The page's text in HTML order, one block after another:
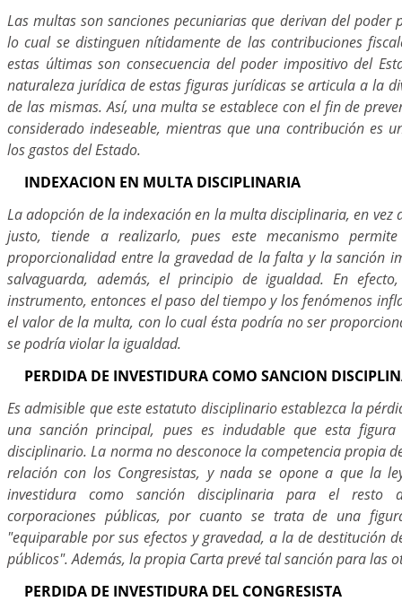
Las multas son sanciones pecuniarias que derivan del poder
lo cual se distinguen nítidamente de las contribuciones
estas últimas son consecuencia del poder impositivo del
naturaleza jurídica de estas figuras jurídicas se articula a la
de las mismas. Así, una multa se establece con el fin de
considerado indeseable, mientras que una contribución es
los gastos del Estado.
INDEXACION EN MULTA DISCIPLINARIA
La adopción de la indexación en la multa disciplinaria, en vez
justo, tiende a realizarlo, pues este mecanismo
proporcionalidad entre la gravedad de la falta y la sanción
salvaguarda, además, el principio de igualdad. En
instrumento, entonces el paso del tiempo y los fenómenos
el valor de la multa, con lo cual ésta podría no ser
se podría violar la igualdad.
PERDIDA DE INVESTIDURA COMO SANCION
Es admisible que este estatuto disciplinario establezca la
una sanción principal, pues es indudable que esta
disciplinario. La norma no desconoce la competencia propia
relación con los Congresistas, y nada se opone a que la
investidura como sanción disciplinaria para el resto
corporaciones públicas, por cuanto se trata de una
"equiparable por sus efectos y gravedad, a la de destitución
públicos". Además, la propia Carta prevé tal sanción para las
PERDIDA DE INVESTIDURA DEL CONGRESISTA